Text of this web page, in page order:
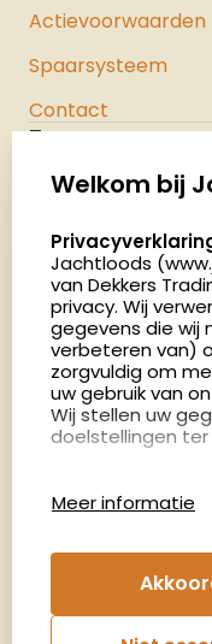
Actievoorwaarden
Spaarsysteem
Contact
Palenrij 1
Nederland
4.8
2883
Openingstijden
Dinsdag en
uur
Afspraak maken
Nieuwsbrief
€5,-
Welkom bij
select language
Jachtloods
van Dekkers
privacy. Wij
gegevens die wij
verbeteren van)
zorgvuldig om
uw gebruik van
Wij stellen uw
doelstellingen ter
gebruiken en
advertenties van
Meer informatie